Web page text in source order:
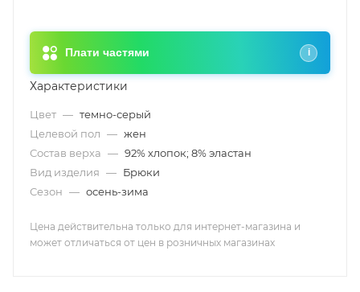
Плати частями i
Характеристики
Цвет — темно-серый
Целевой пол — жен
Состав верха — 92% хлопок; 8% эластан
Вид изделия — Брюки
Сезон — осень-зима
Цена действительна только для интернет-магазина и
может отличаться от цен в розничных магазинах